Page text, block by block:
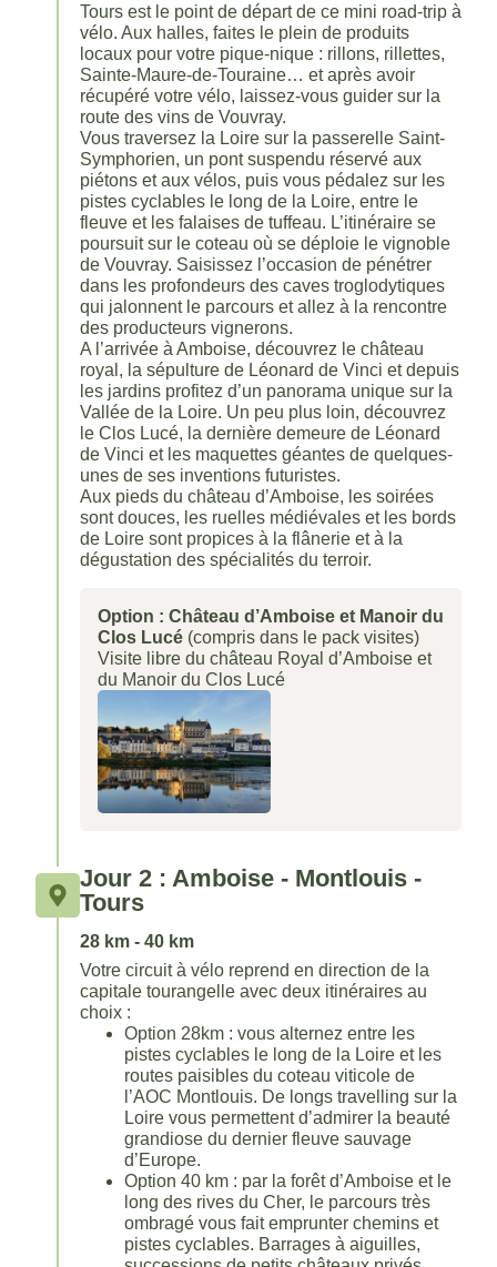
Tours est le point de départ de ce mini road-trip à
vélo. Aux halles, faites le plein de produits
locaux pour votre pique-nique : rillons, rillettes,
Sainte-Maure-de-Touraine… et après avoir
récupéré votre vélo, laissez-vous guider sur la
route des vins de Vouvray.
Vous traversez la Loire sur la passerelle Saint-
Symphorien, un pont suspendu réservé aux
piétons et aux vélos, puis vous pédalez sur les
pistes cyclables le long de la Loire, entre le
fleuve et les falaises de tuffeau. L’itinéraire se
poursuit sur le coteau où se déploie le vignoble
de Vouvray. Saisissez l’occasion de pénétrer
dans les profondeurs des caves troglodytiques
qui jalonnent le parcours et allez à la rencontre
des producteurs vignerons.
A l’arrivée à Amboise, découvrez le château
royal, la sépulture de Léonard de Vinci et depuis
les jardins profitez d’un panorama unique sur la
Vallée de la Loire. Un peu plus loin, découvrez
le Clos Lucé, la dernière demeure de Léonard
de Vinci et les maquettes géantes de quelques-
unes de ses inventions futuristes.
Aux pieds du château d’Amboise, les soirées
sont douces, les ruelles médiévales et les bords
de Loire sont propices à la flânerie et à la
dégustation des spécialités du terroir.
Option : Château d’Amboise et Manoir du
Clos Lucé (compris dans le pack visites)
Visite libre du château Royal d’Amboise et
du Manoir du Clos Lucé
Jour 2 : Amboise - Montlouis -
Tours
28 km - 40 km
Votre circuit à vélo reprend en direction de la
capitale tourangelle avec deux itinéraires au
choix :
Option 28km : vous alternez entre les
pistes cyclables le long de la Loire et les
routes paisibles du coteau viticole de
l’AOC Montlouis. De longs travelling sur la
Loire vous permettent d’admirer la beauté
grandiose du dernier fleuve sauvage
d’Europe.
Option 40 km : par la forêt d’Amboise et le
long des rives du Cher, le parcours très
ombragé vous fait emprunter chemins et
pistes cyclables. Barrages à aiguilles,